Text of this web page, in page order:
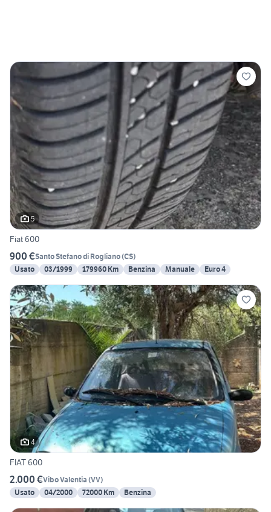
5
Fiat 600
900 €Santo Stefano di Rogliano(CS)
Usato
03/1999 179960 Km Benzina Manuale Euro 4
4
FIAT 600
2.000 €Vibo Valentia (VV)
Usato
04/2000 72000 Km Benzina